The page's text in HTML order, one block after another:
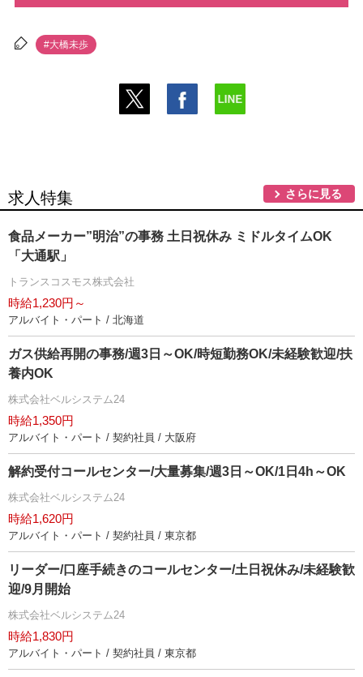
#大橋未歩
求人特集 さらに見る
食品メーカー”明治”の事務 土日祝休み ミドルタイムOK
「大通駅」
トランスコスモス株式会社
時給1,230円～
アルバイト・パート / 北海道
ガス供給再開の事務/週3日～OK/時短勤務OK/未経験歓迎/扶
養内OK
株式会社ベルシステム24
時給1,350円
アルバイト・パート / 契約社員 / 大阪府
解約受付コールセンター/大量募集/週3日～OK/1日4h～OK
株式会社ベルシステム24
時給1,620円
アルバイト・パート / 契約社員 / 東京都
リーダー/口座手続きのコールセンター/土日祝休み/未経験歓
迎/9月開始
株式会社ベルシステム24
時給1,830円
アルバイト・パート / 契約社員 / 東京都